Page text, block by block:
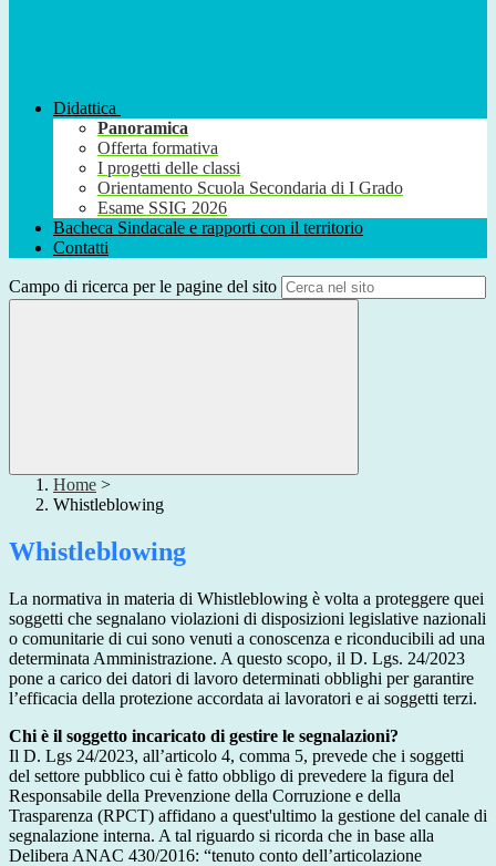
Didattica
Panoramica
Offerta formativa
I progetti delle classi
Orientamento Scuola Secondaria di I Grado
Esame SSIG 2026
Bacheca Sindacale e rapporti con il territorio
Contatti
Campo di ricerca per le pagine del sito
Home >
Whistleblowing
Whistleblowing
La normativa in materia di Whistleblowing è volta a proteggere quei
soggetti che segnalano violazioni di disposizioni legislative nazionali
o comunitarie di cui sono venuti a conoscenza e riconducibili ad una
determinata Amministrazione. A questo scopo, il D. Lgs. 24/2023
pone a carico dei datori di lavoro determinati obblighi per garantire
l’efficacia della protezione accordata ai lavoratori e ai soggetti terzi.
Chi è il soggetto incaricato di gestire le segnalazioni?
Il D. Lgs 24/2023, all’articolo 4, comma 5, prevede che i soggetti
del settore pubblico cui è fatto obbligo di prevedere la figura del
Responsabile della Prevenzione della Corruzione e della
Trasparenza (RPCT) affidano a quest'ultimo la gestione del canale di
segnalazione interna. A tal riguardo si ricorda che in base alla
Delibera ANAC 430/2016: “tenuto conto dell’articolazione